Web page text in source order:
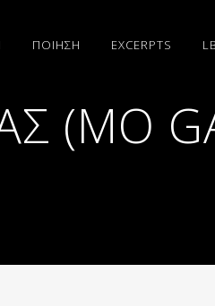
ΠΟΙΗΣΗ EXCERPTS
(MO